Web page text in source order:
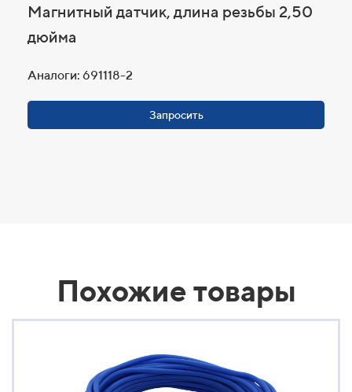
Магнитный датчик, длина резьбы 2,50
дюйма
Аналоги: 691118-2
Запросить
Похожие товары